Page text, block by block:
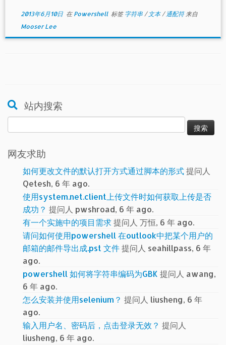
2013年6月10日在 Powershell 标签字符串 / 文本/通配符来自
Mooser Lee
站内搜索
索：
网友求助
如何更改文件的默认打开方式通过脚本的形式提问人
Qetesh, 6 年 ago.
使用system.net.client上传文件时如何获取上传是否
成功？ 提问人 pwshroad, 6 年 ago.
有一个实施中的项目需求提问人 万恒, 6 年 ago.
请问如何使用powershell 在outlook中把某个用户的
邮箱的邮件导出成.pst 文件提问人 seahillpass, 6 年
ago.
powershell 如何将字符串编码为GBK 提问人 awang,
6 年 ago.
怎么安装并使用selenium？ 提问人 liusheng, 6 年
ago.
输入用户名、密码后，点击登录无效？ 提问人
liusheng, 6 年 ago.